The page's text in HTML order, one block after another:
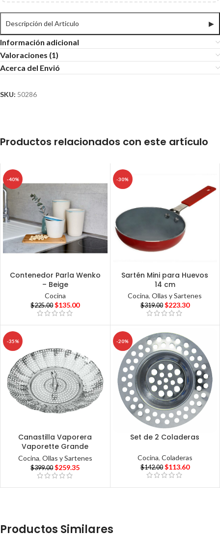
Descripción del Articulo ▶
Información adicional
Valoraciones (1)
Acerca del Envió
SKU: 50286
Productos relacionados con este artículo
-40%
Contenedor Parla Wenko
– Beige
Cocina
$225.00 $135.00
-30%
Sartén Mini para Huevos
14 cm
Cocina,Ollas y Sartenes
$319.00 $223.30
-35%
Canastilla Vaporera
Vaporette Grande
Cocina, Ollas y Sartenes
$399.00 $259.35
-20%
Set de 2 Coladeras
Cocina, Coladeras
$142.00 $113.60
Productos Similares